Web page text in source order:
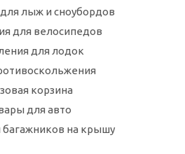
лыж и сноубордов
для велосипедов
для лодок
корзина
для авто
на крышу